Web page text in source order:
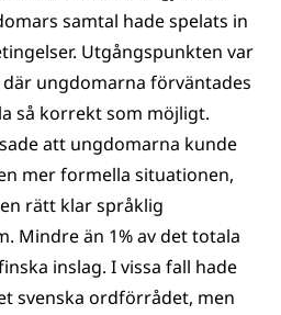
samtal hade spelats in
Utgångspunkten var
ungdomarna förväntades
så korrekt som möjligt.
att ungdomarna kunde
mer formella situationen,
rätt klar språklig
Mindre än 1% av det totala
inslag. I vissa fall hade
svenska ordförrådet, men